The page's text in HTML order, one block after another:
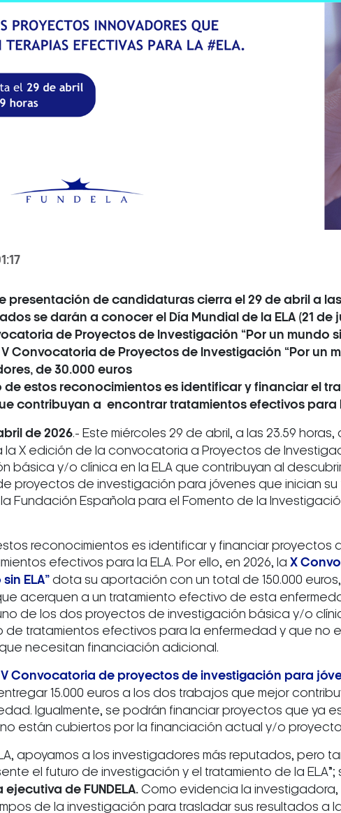
presentación de candidaturas cierra el 29 de abril a
se darán a conocer el Día Mundial de la ELA (21 de
de Proyectos de Investigación “Por un mundo
Convocatoria de Proyectos de Investigación “Por un
de 30.000 euros
de estos reconocimientos es identificar y financiar el
contribuyan a encontrar tratamientos efectivos para
de 2026 .- Este miércoles 29 de abril, a las 23.59
X edición de la convocatoria a Proyectos de
básica y/o clínica en la ELA que contribuyan al
proyectos de investigación para jóvenes que inician
Fundación Española para el Fomento de la
reconocimientos es identificar y financiar proyectos
efectivos para la ELA. Por ello, en 2026, la X
ELA” dota su aportación con un total de 150.000
acerquen a un tratamiento efectivo de esta
de los dos proyectos de investigación básica y/o
de tratamientos efectivos para la enfermedad y que no
necesitan financiación adicional.
V Convocatoria de proyectos de investigación para
entregar 15.000 euros a los dos trabajos que mejor
Igualmente, se podrán financiar proyectos que ya
están cubiertos por la financiación actual y/o
apoyamos a los investigadores más reputados, pero
el futuro de investigación y el tratamiento de la ELA”;
de FUNDELA. Como evidencia la
de la investigación para trasladar sus resultados a